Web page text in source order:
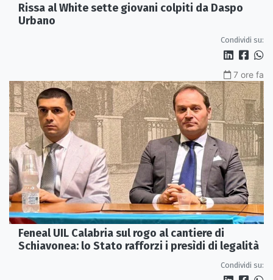
Rissa al White sette giovani colpiti da Daspo
Urbano
Condividi su:
7 ore fa
Feneal UIL Calabria sul rogo al cantiere di
Schiavonea: lo Stato rafforzi i presìdi di legalità
Condividi su: